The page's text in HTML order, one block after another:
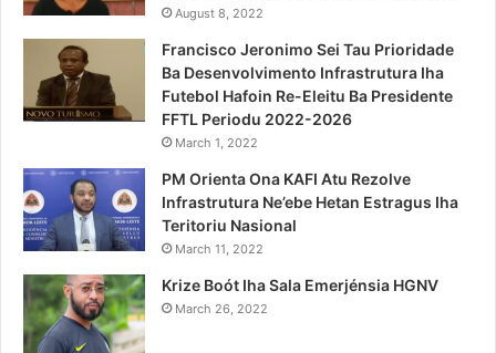
August 8, 2022
Francisco Jeronimo Sei Tau Prioridade
Ba Desenvolvimento Infrastrutura Iha
Futebol Hafoin Re-Eleitu Ba Presidente
FFTL Periodu 2022-2026
March 1, 2022
PM Orienta Ona KAFI Atu Rezolve
Infrastrutura Ne’ebe Hetan Estragus Iha
Teritoriu Nasional
March 11, 2022
Krize Boót Iha Sala Emerjénsia HGNV
March 26, 2022